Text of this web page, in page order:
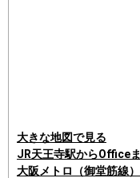
大きな地図で見る
JR天王寺駅からOffice
大阪メトロ（御堂筋線